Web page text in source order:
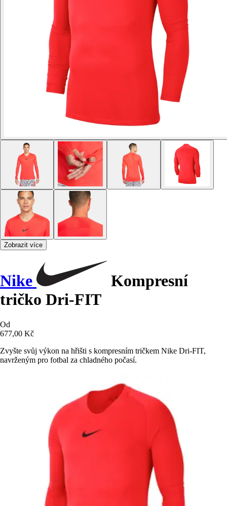
Zobrazit více
Nike
Kompresní
tričko Dri-FIT
Od
677,00 Kč
Zvyšte svůj výkon na hřišti s kompresním tričkem Nike Dri-FIT,
navrženým pro fotbal za chladného počasí.